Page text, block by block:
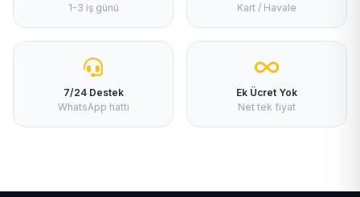
1-3 iş günü
Kart / Havale
7/24 Destek
WhatsApp hattı
Ek Ücret Yok
Net tek fiyat